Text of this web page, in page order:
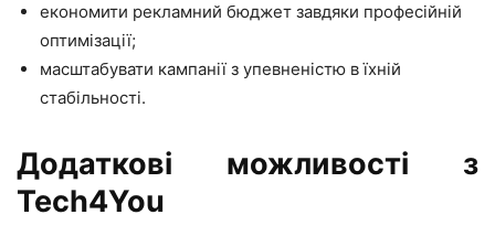
економити рекламний бюджет завдяки професійній
оптимізації;
масштабувати кампанії з упевненістю в їхній
стабільності.
Додаткові можливості з
Tech4You